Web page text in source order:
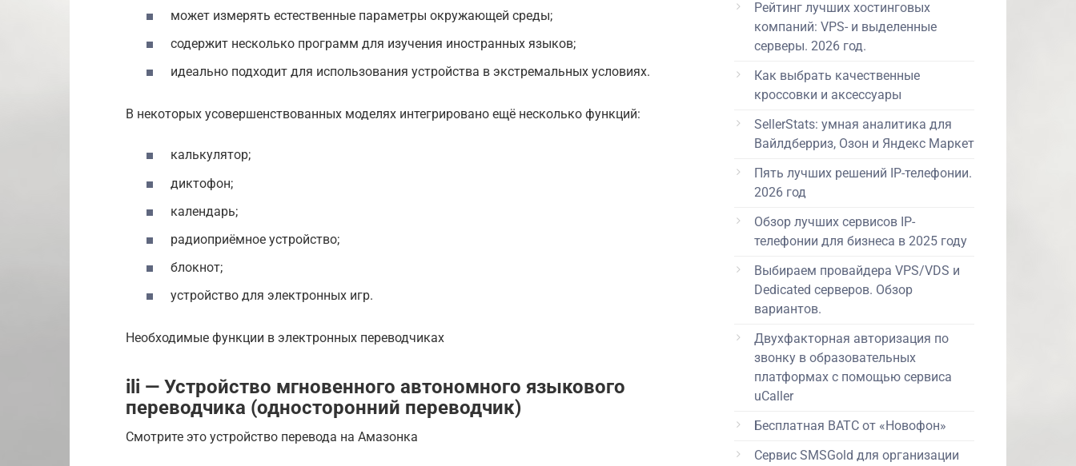
может измерять естественные параметры окружающей среды;
содержит несколько программ для изучения иностранных языков;
идеально подходит для использования устройства в экстремальных условиях.
В некоторых усовершенствованных моделях интегрировано ещё несколько функций:
калькулятор;
диктофон;
календарь;
радиоприёмное устройство;
блокнот;
устройство для электронных игр.
Необходимые функции в электронных переводчиках
ili — Устройство мгновенного автономного языкового
переводчика (односторонний переводчик)
Смотрите это устройство перевода на Амазонка
Рейтинг лучших хостинговых
компаний: VPS- и выделенные
серверы. 2026 год.
Как выбрать качественные
кроссовки и аксессуары
SellerStats: умная аналитика для
Вайлдберриз, Озон и Яндекс Маркет
Пять лучших решений IP-телефонии.
2026 год
Обзор лучших сервисов IP-
телефонии для бизнеса в 2025 году
Выбираем провайдера VPS/VDS и
Dedicated серверов. Обзор
вариантов.
Двухфакторная авторизация по
звонку в образовательных
платформах с помощью сервиса
uCaller
Бесплатная ВАТС от «Новофон»
Сервис SMSGold для организации